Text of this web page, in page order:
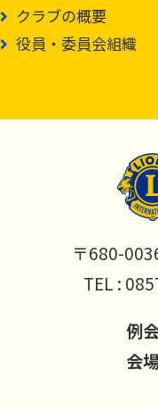
クラブの概要
役員・委員会組織
〒680-
TEL :
例
会